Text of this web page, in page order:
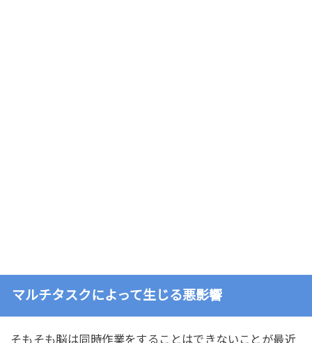
マルチタスクによって生じる悪影響
そもそも脳は同時作業をすることはできないことが最近